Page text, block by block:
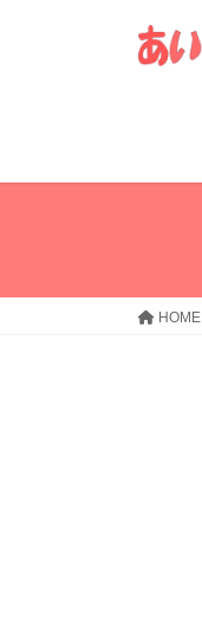
ス
ン
HOME